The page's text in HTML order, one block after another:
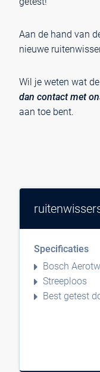
Aan de hand van
nieuwe
Wil je weten wat
dan contact met
aan toe bent.
Specificaties
Bosch
Streeploos
Best getest